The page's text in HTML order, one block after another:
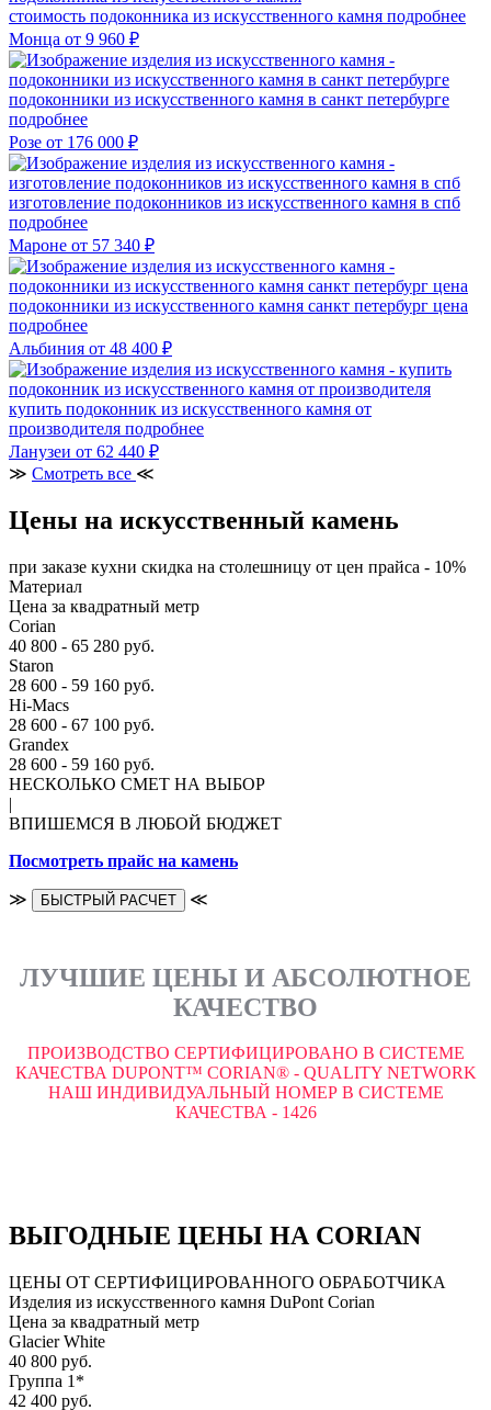
стоимость подоконника из искусственного камня подробнее
Монца от 9 960 ₽
подоконники из искусственного камня в санкт петербурге
подробнее
Розе от 176 000 ₽
изготовление подоконников из искусственного камня в спб
подробнее
Мароне от 57 340 ₽
подоконники из искусственного камня санкт петербург цена
подробнее
Альбиния от 48 400 ₽
купить подоконник из искусственного камня от
производителя подробнее
Ланузеи от 62 440 ₽
≫ Смотреть все ≪
Цены на искусственный камень
при заказе кухни скидка на столешницу от цен прайса - 10%
Материал
Цена за квадратный метр
Corian
40 800 - 65 280 руб.
Staron
28 600 - 59 160 руб.
Hi-Macs
28 600 - 67 100 руб.
Grandex
28 600 - 59 160 руб.
НЕСКОЛЬКО СМЕТ НА ВЫБОР
|
ВПИШЕМСЯ В ЛЮБОЙ БЮДЖЕТ
Посмотреть прайс на камень
≫ БЫСТРЫЙ РАСЧЕТ ≪
ЛУЧШИЕ ЦЕНЫ И АБСОЛЮТНОЕ
КАЧЕСТВО
ПРОИЗВОДСТВО СЕРТИФИЦИРОВАНО В СИСТЕМЕ
КАЧЕСТВА DUPONT™ CORIAN® - QUALITY NETWORK
НАШ ИНДИВИДУАЛЬНЫЙ НОМЕР В СИСТЕМЕ
КАЧЕСТВА - 1426
ВЫГОДНЫЕ ЦЕНЫ НА CORIAN
ЦЕНЫ ОТ СЕРТИФИЦИРОВАННОГО ОБРАБОТЧИКА
Изделия из искусственного камня DuPont Corian
Цена за квадратный метр
Glacier White
40 800 руб.
Группа 1*
42 400 руб.